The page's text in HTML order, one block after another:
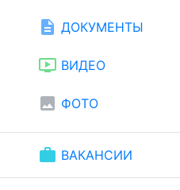
description ДОКУМЕНТЫ
ondemand_video ВИДЕО
image ФОТО
work ВАКАНСИИ